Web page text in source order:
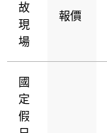
故
現
場
報價
國
定
假